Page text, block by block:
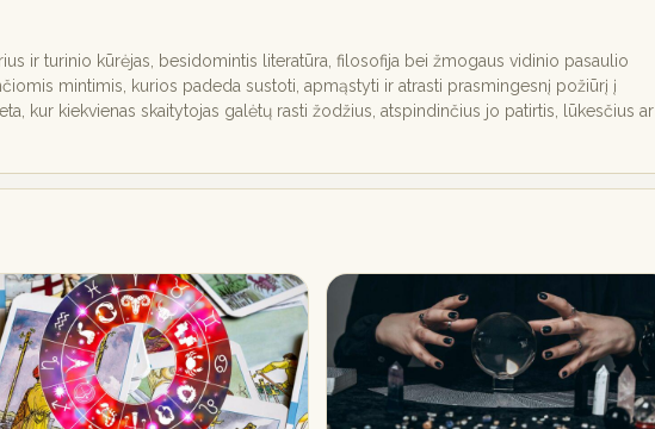
ir turinio kūrėjas, besidomintis literatūra, filosofija bei žmogaus vidinio pasaulio
mintimis, kurios padeda sustoti, apmąstyti ir atrasti prasmingesnį požiūrį į
kur kiekvienas skaitytojas galėtų rasti žodžius, atspindinčius jo patirtis, lūkesčius ar